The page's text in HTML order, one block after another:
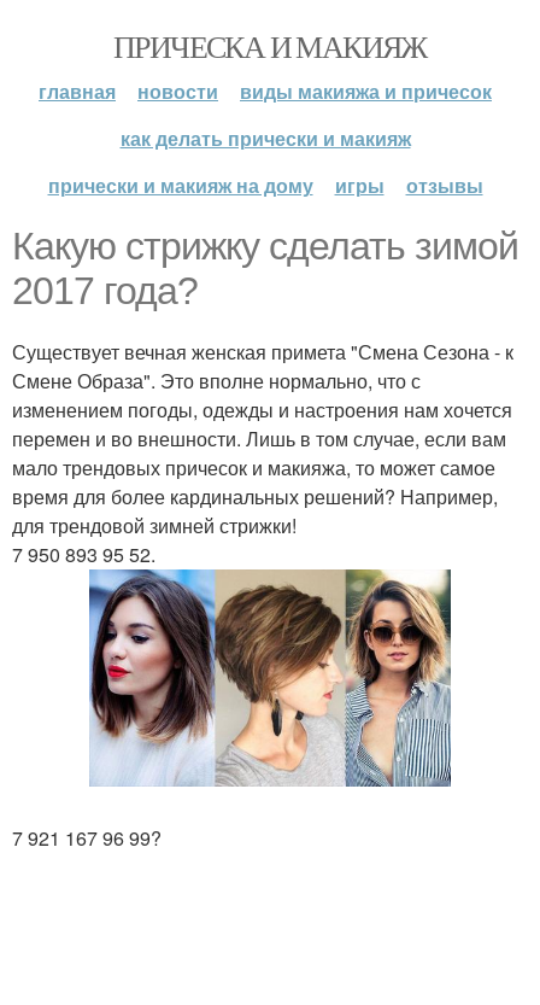
ПРИЧЕСКА И МАКИЯЖ
главная новости
виды макияжа и причесок
как делать прически и макияж
прически и макияж на дому
игры отзывы
Какую стрижку сделать зимой
2017 года?
Существует вечная женская примета "Смена Сезона - к
Смене Образа". Это вполне нормально, что с
изменением погоды, одежды и настроения нам хочется
перемен и во внешности. Лишь в том случае, если вам
мало трендовых причесок и макияжа, то может самое
время для более кардинальных решений? Например,
для трендовой зимней стрижки!
7 950 893 95 52.
7 921 167 96 99?